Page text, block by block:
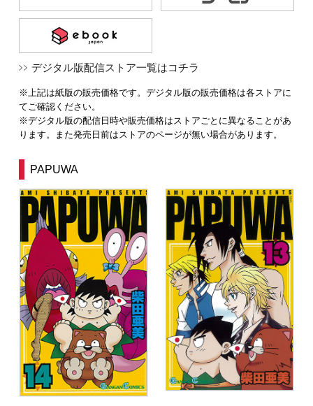
デジタル版配信ストア一覧はコチラ
※上記は紙版の販売価格です。デジタル版の販売価格は各ストアに
てご確認ください。
※デジタル版の配信日時や販売価格はストアごとに異なることがあ
ります。また発売日前はストアのページが無い場合があります。
PAPUWA